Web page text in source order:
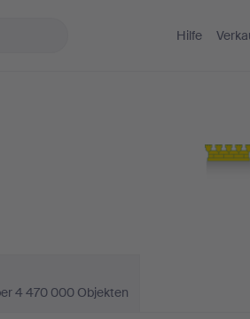
Hilfe
4 470 000 Objekten